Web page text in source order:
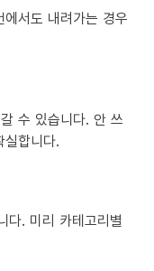
서도 내려가는 경우
수 있습니다. 안 쓰
합니다.
다. 미리 카테고리별